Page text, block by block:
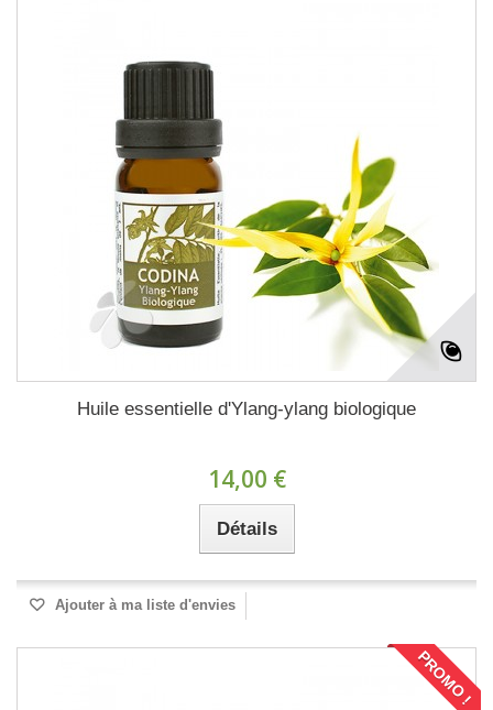
Huile essentielle d'Ylang-ylang biologique
14,00 €
Détails
Ajouter à ma liste d'envies
PROMO !